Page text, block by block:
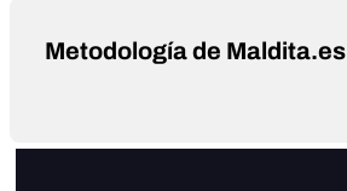
Metodología de Maldita.es